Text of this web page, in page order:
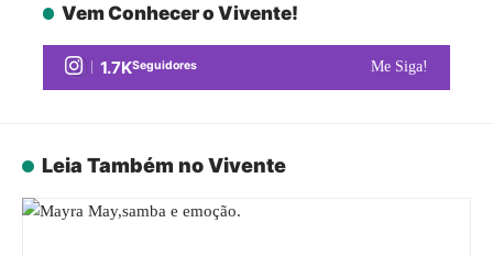
Vem Conhecer o Vivente!
1.7KSeguidores Me Siga!
Leia Também no Vivente